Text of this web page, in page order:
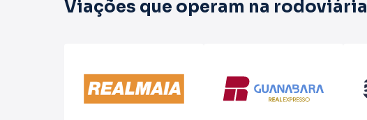
Viações que operam na rodoviária